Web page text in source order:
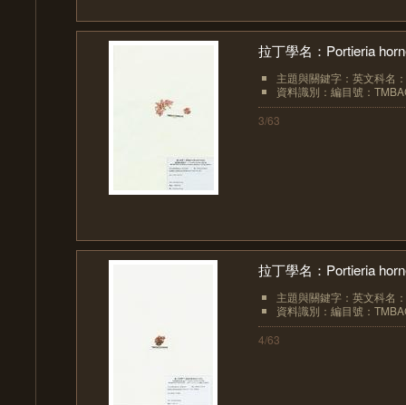
拉丁學名：Portieria
主題與關鍵字：英文科名
資料識別：編目號：
3/63
拉丁學名：Portieria
主題與關鍵字：英文科名
資料識別：編目號：
4/63